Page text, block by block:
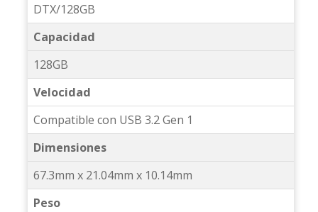
DTX/128GB
Capacidad
128GB
Velocidad
Compatible con USB 3.2 Gen 1
Dimensiones
67.3mm x 21.04mm x 10.14mm
Peso